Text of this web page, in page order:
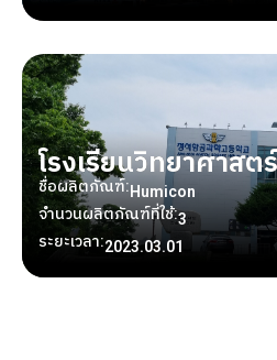
โรงเรียนวิทยาศาส
ชื่อผลิตภัณฑ์:Humicon
จำนวนผลิตภัณฑ์ที่ใช้:3
ระยะเวลา:2023.03.01